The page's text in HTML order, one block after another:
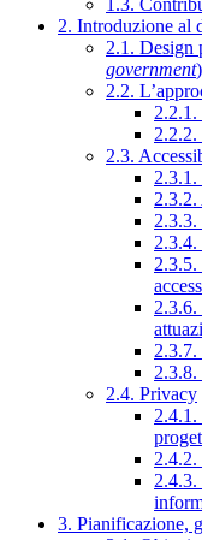
2. Introduzione al
2.1. Design
government)
2.2.
2.2.1.
2.3.
2.3.2.
2.3.3.
2.3.4.
2.3.5.
2.3.6.
2.3.7.
2.4. Privacy
2.4.1.
2.4.2.
2.4.3.
3. Pianificazione,